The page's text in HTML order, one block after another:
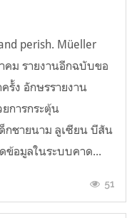
perish. Müeller
คม รายงานอีกฉบับขอ
รั้ง อักษรรายงาน
การกระตุ้น
กชายนาม ลูเซียน บีสัน
ข้อมูลในระบบคาด...
51